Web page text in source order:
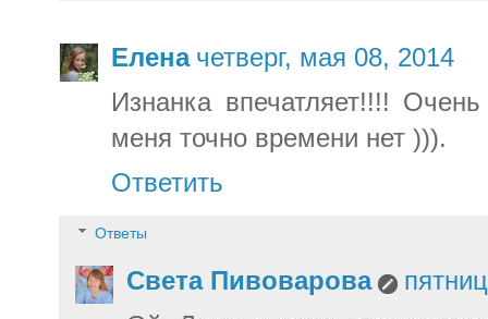
Елена четверг, мая 08, 2014
Изнанка впечатляет!!!!
меня точно времени нет ))).
Ответить
Ответы
Света Пивоварова